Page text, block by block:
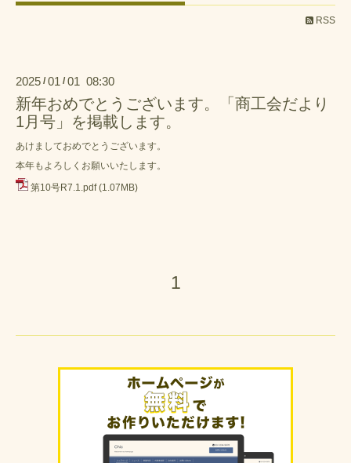
RSS
2025 / 01 / 01 08:30
新年おめでとうございます。「商工会だより
1月号」を掲載します。
あけましておめでとうございます。
本年もよろしくお願いいたします。
第10号R7.1.pdf (1.07MB)
1